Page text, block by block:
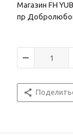
Магазин FH
пр